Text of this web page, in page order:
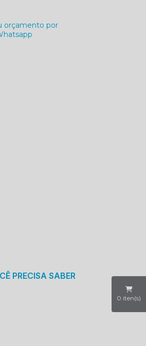
orçamento por
PRECISA SABER
0 iten(s)